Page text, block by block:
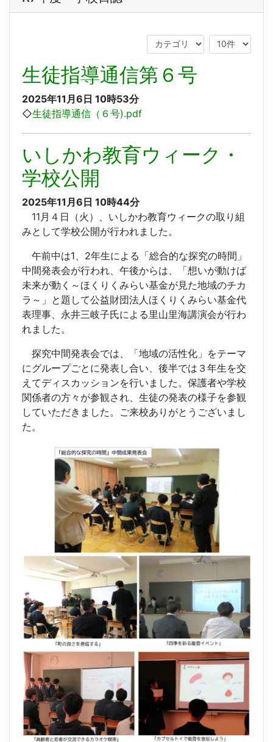
生徒指導通信第６号
2025年11月6日 10時53分
◇生徒指導通信（６号).pdf
いしかわ教育ウィーク・
学校公開
2025年11月6日 10時44分
11月４日（火）、いしかわ教育ウィークの取り組
みとして学校公開が行われました。
午前中は1、2年生による「総合的な探究の時間」
中間発表会が行われ、午後からは、「想いが動けば
未来が動く～ほくりくみらい基金が見た地域のチカ
ラ～」と題して公益財団法人ほくりくみらい基金代
表理事、永井三岐子氏による里山里海講演会が行わ
れました。
探究中間発表会では、「地域の活性化」をテーマ
にグループごとに発表し合い、後半では３年生を交
えてディスカッションを行いました。保護者や学校
関係者の方々が参観され、生徒の発表の様子を参観
していただきました。ご来校ありがとうございまし
た。